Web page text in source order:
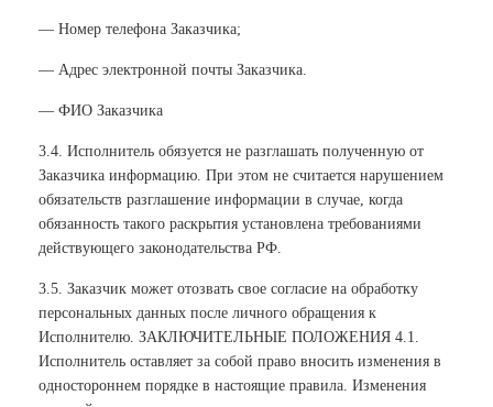
— Номер телефона Заказчика;
— Адрес электронной почты Заказчика.
— ФИО Заказчика
3.4. Исполнитель обязуется не разглашать полученную от
Заказчика информацию. При этом не считается нарушением
обязательств разглашение информации в случае, когда
обязанность такого раскрытия установлена требованиями
действующего законодательства РФ.
3.5. Заказчик может отозвать свое согласие на обработку
персональных данных после личного обращения к
Исполнителю. ЗАКЛЮЧИТЕЛЬНЫЕ ПОЛОЖЕНИЯ 4.1.
Исполнитель оставляет за собой право вносить изменения в
одностороннем порядке в настоящие правила. Изменения